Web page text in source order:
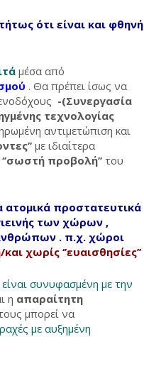
ότι είναι και φθηνή
μέσα από
. Θα πρέπει ίσως να
-(Συνεργασία
τεχνολογίας
αντιμετώπιση και
με ιδιαίτερα
‘’σωστή προβολή’’ του
ατομικά προστατευτικά
των χώρων ,
. π.χ. χώροι
χωρίς ‘’ευαισθησίες’’
συνυφασμένη με την
η απαραίτητη
μπορεί να
με αυξημένη